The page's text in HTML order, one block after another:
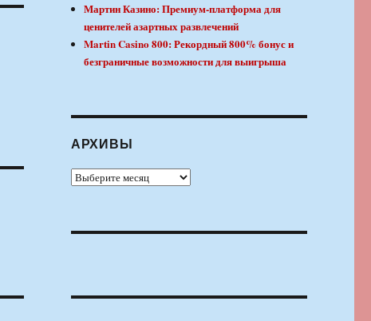
Мартин Казино: Премиум-платформа для
ценителей азартных развлечений
Martin Casino 800: Рекордный 800% бонус и
безграничные возможности для выигрыша
АРХИВЫ
Архивы